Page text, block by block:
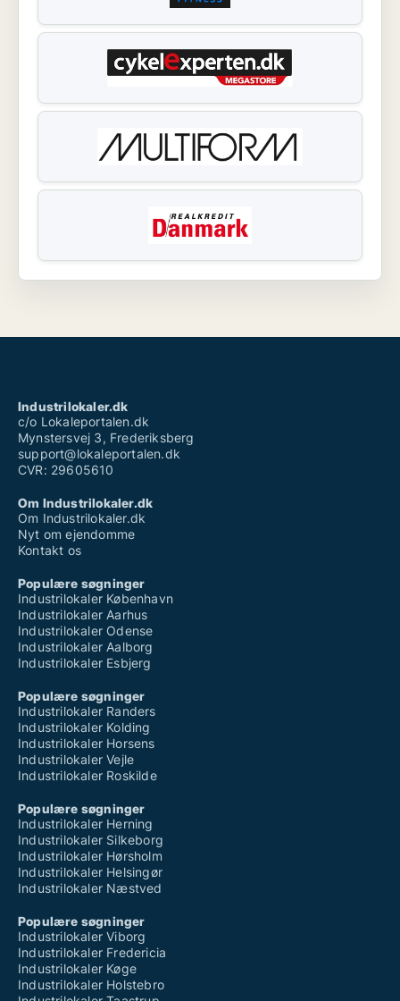
Industrilokaler.dk
c/o Lokaleportalen.dk
Mynstersvej 3, Frederiksberg
support@lokaleportalen.dk
CVR: 29605610
Om Industrilokaler.dk
Om Industrilokaler.dk
Nyt om ejendomme
Kontakt os
Populære søgninger
Industrilokaler København
Industrilokaler Aarhus
Industrilokaler Odense
Industrilokaler Aalborg
Industrilokaler Esbjerg
Populære søgninger
Industrilokaler Randers
Industrilokaler Kolding
Industrilokaler Horsens
Industrilokaler Vejle
Industrilokaler Roskilde
Populære søgninger
Industrilokaler Herning
Industrilokaler Silkeborg
Industrilokaler Hørsholm
Industrilokaler Helsingør
Industrilokaler Næstved
Populære søgninger
Industrilokaler Viborg
Industrilokaler Fredericia
Industrilokaler Køge
Industrilokaler Holstebro